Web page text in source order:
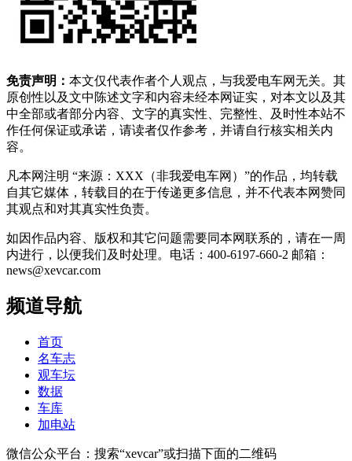
免责声明： 本文仅代表作者个人观点，与我爱电车网无关。其
原创性以及文中陈述文字和内容未经本网证实，对本文以及其
中全部或者部分内容、文字的真实性、完整性、及时性本站不
作任何保证或承诺，请读者仅作参考，并请自行核实相关内
容。
凡本网注明 “来源：XXX（非我爱电车网）”的作品，均转载
自其它媒体，转载目的在于传递更多信息，并不代表本网赞同
其观点和对其真实性负责。
如因作品内容、版权和其它问题需要同本网联系的，请在一周
内进行，以便我们及时处理。电话：400-6197-660-2 邮箱：
news@xevcar.com
频道导航
首页
名车志
观车坛
数据
车库
加电站
微信公众平台：搜索“xevcar”或扫描下面的二维码